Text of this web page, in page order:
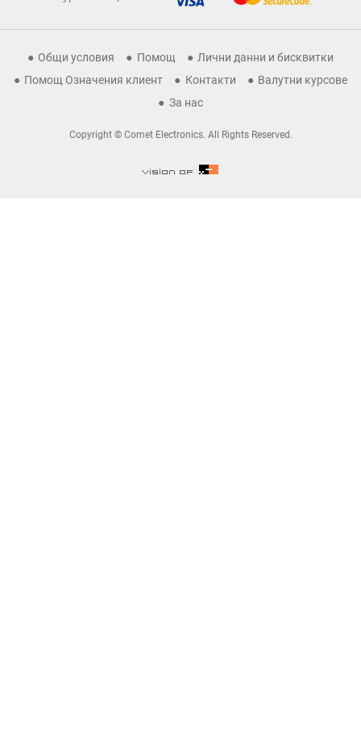
Общи условия Помощ
Лични данни и бисквитки
Помощ Означения клиент
Контакти
Валутни курсове
За нас
Copyright © Comet Electronics. All Rights Reserved.